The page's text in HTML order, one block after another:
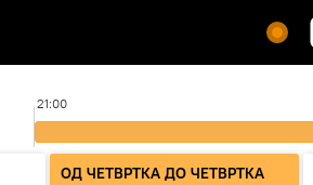
21:00
ОД ЧЕТВРТКА ДО ЧЕТВРТКА